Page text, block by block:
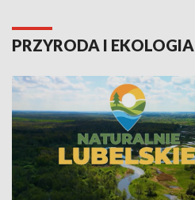
PRZYRODA I EKOLOGIA